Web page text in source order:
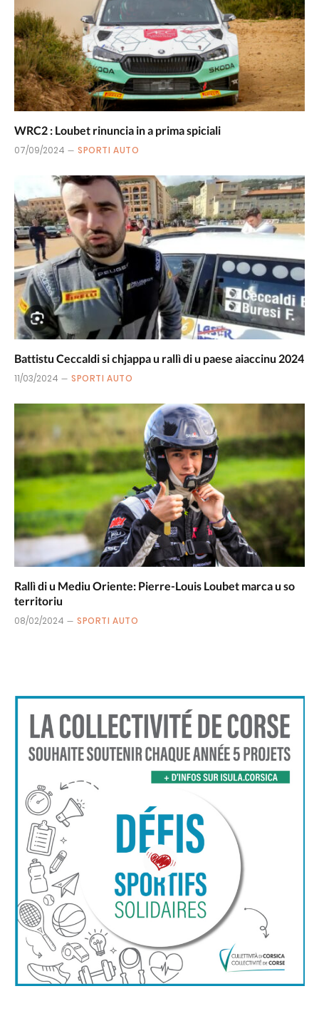
WRC2 : Loubet rinuncia in a prima spiciali
07/09/2024 SPORTI AUTO
Battistu Ceccaldi si chjappa u rallì di u paese aiaccinu 2024
11/03/2024 SPORTI AUTO
Rallì di u Mediu Oriente: Pierre-Louis Loubet marca u so
territoriu
08/02/2024 SPORTI AUTO